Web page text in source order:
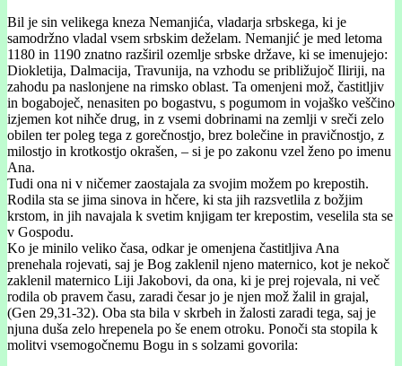
Bil je sin velikega kneza Nemanjića, vladarja srbskega, ki je
samodržno vladal vsem srbskim deželam. Nemanjić je med letoma
1180 in 1190 znatno razširil ozemlje srbske države, ki se imenujejo:
Diokletija, Dalmacija, Travunija, na vzhodu se približujoč Iliriji, na
zahodu pa naslonjene na rimsko oblast. Ta omenjeni mož, častitljiv
in bogaboječ, nenasiten po bogastvu, s pogumom in vojaško veščino
izjemen kot nihče drug, in z vsemi dobrinami na zemlji v sreči zelo
obilen ter poleg tega z gorečnostjo, brez bolečine in pravičnostjo, z
milostjo in krotkostjo okrašen, – si je po zakonu vzel ženo po imenu
Ana.
Tudi ona ni v ničemer zaostajala za svojim možem po krepostih.
Rodila sta se jima sinova in hčere, ki sta jih razsvetlila z božjim
krstom, in jih navajala k svetim knjigam ter krepostim, veselila sta se
v Gospodu.
Ko je minilo veliko časa, odkar je omenjena častitljiva Ana
prenehala rojevati, saj je Bog zaklenil njeno maternico, kot je nekoč
zaklenil maternico Liji Jakobovi, da ona, ki je prej rojevala, ni več
rodila ob pravem času, zaradi česar jo je njen mož žalil in grajal,
(Gen 29,31-32). Oba sta bila v skrbeh in žalosti zaradi tega, saj je
njuna duša zelo hrepenela po še enem otroku. Ponoči sta stopila k
molitvi vsemogočnemu Bogu in s solzami govorila: